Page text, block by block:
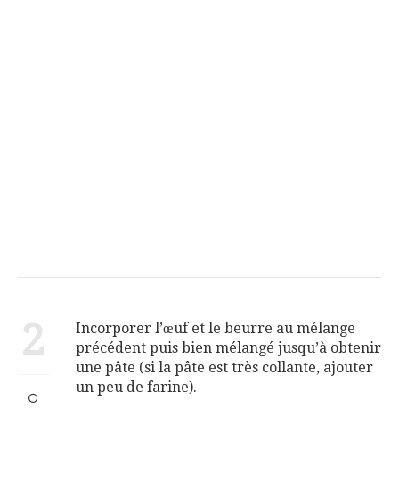
2
Incorporer l’œuf et le beurre au mélange
précédent puis bien mélangé jusqu’à obtenir
une pâte (si la pâte est très collante, ajouter
un peu de farine).